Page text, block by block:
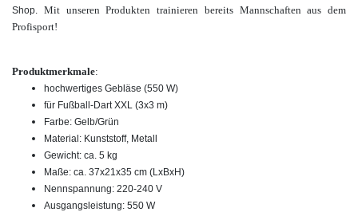
Shop. Mit unseren Produkten trainieren bereits Mannschaften aus dem
Profisport!
Produktmerkmale:
hochwertiges Gebläse (550 W)
für Fußball-Dart XXL (3x3 m)
Farbe: Gelb/Grün
Material: Kunststoff, Metall
Gewicht: ca. 5 kg
Maße: ca. 37x21x35 cm (LxBxH)
Nennspannung: 220-240 V
Ausgangsleistung: 550 W